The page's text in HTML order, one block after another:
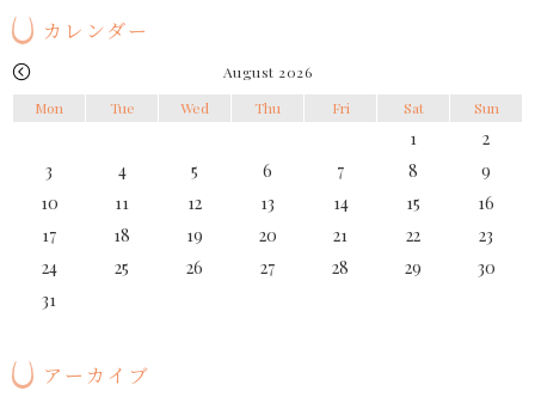
カレンダー
August 2026
Mon
Tue Wed Thu Fri Sat Sun
1
2
3
4 5 6 7 8
9
10
11 12 13 14 15
16
17
18 19 20 21 22
23
24
25 26 27 28 29
30
31
アーカイブ